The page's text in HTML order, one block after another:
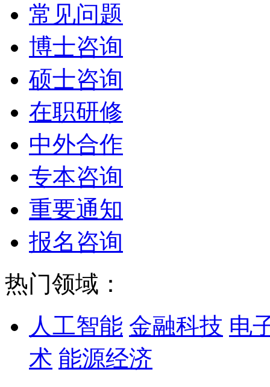
常见问题
博士咨询
硕士咨询
在职研修
中外合作
专本咨询
重要通知
报名咨询
热门领域：
人工智能 金融科技 电
术 能源经济